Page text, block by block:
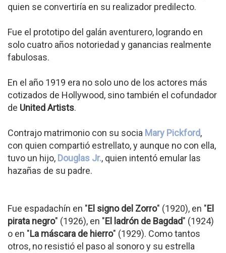
quien se convertiría en su realizador predilecto.
Fue el prototipo del galán aventurero, logrando en
solo cuatro años notoriedad y ganancias realmente
fabulosas.
En el año 1919 era no solo uno de los actores más
cotizados de Hollywood, sino también el cofundador
de United Artists.
Contrajo matrimonio con su socia Mary Pickford,
con quien compartió estrellato, y aunque no con ella,
tuvo un hijo, Douglas Jr., quien intentó emular las
hazañas de su padre.
Fue espadachín en "El signo del Zorro" (1920), en "El
pirata negro" (1926), en "El ladrón de Bagdad" (1924)
o en "La máscara de hierro" (1929). Como tantos
otros, no resistió el paso al sonoro y su estrella